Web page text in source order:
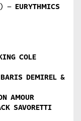
– EURYTHMICS
COLE
DEMIREL &
AMOUR
SAVORETTI